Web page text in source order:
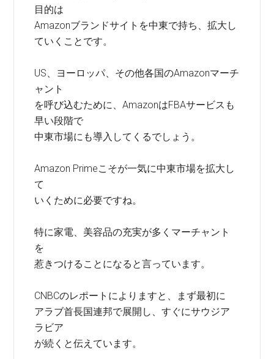
目的は
Amazonブランドサイトを中東で持ち、拡大し
ていくことです。
US、ヨーロッパ、その他各国のAmazonマーチ
ャント
を呼び込むために、AmazonはFBAサービスも
早い段階で
中東市場にも導入してくるでしょう。
Amazon Primeこそが一気に中東市場を拡大し
て
いくために必要ですね。
特に家電、美容品の充実が多くマーチャント
を
惹きつけることになると言っています。
CNBCのレポートによりますと、まず最初に
アラブ首長国連邦で展開し、すぐにサウジア
ラビア
が続くと伝えています。